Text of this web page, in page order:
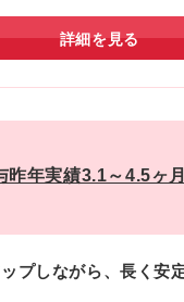
して欲しい企業です♪
詳細を見る
昨年実績3.1～4.5ヶ
プしながら、長く安